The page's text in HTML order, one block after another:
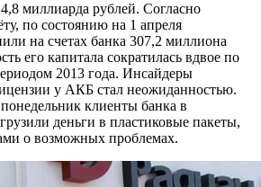
миллиарда рублей. Согласно
по состоянию на 1 апреля
на счетах банка 307,2 миллиона
его капитала сократилась вдвое по
2013 года. Инсайдеры
у АКБ стал неожиданностью.
клиенты банка в
деньги в пластиковые пакеты,
о возможных проблемах.